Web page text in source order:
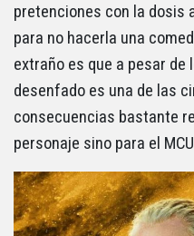
pretenciones con la dosis
para no hacerla una
extraño es que a pesar
desenfado es una de las
consecuencias bastante
personaje sino para el